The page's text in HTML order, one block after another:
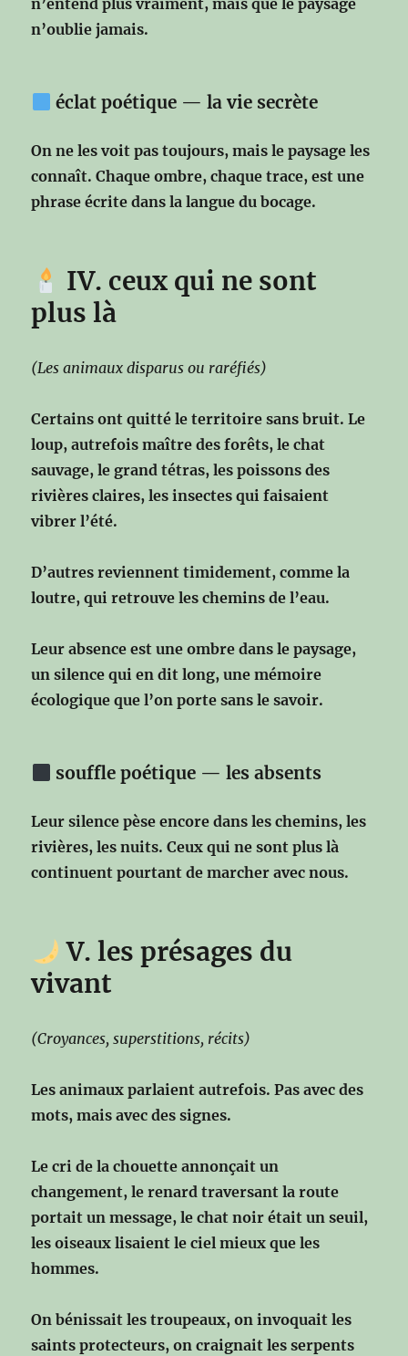
n’entend plus vraiment, mais que le paysage
n’oublie jamais.
éclat poétique — la vie secrète
On ne les voit pas toujours, mais le paysage les
connaît. Chaque ombre, chaque trace, est une
phrase écrite dans la langue du bocage.
IV. ceux qui ne sont
plus là
(Les animaux disparus ou raréfiés)
Certains ont quitté le territoire sans bruit. Le
loup, autrefois maître des forêts, le chat
sauvage, le grand tétras, les poissons des
rivières claires, les insectes qui faisaient
vibrer l’été.
D’autres reviennent timidement, comme la
loutre, qui retrouve les chemins de l’eau.
Leur absence est une ombre dans le paysage,
un silence qui en dit long, une mémoire
écologique que l’on porte sans le savoir.
souffle poétique — les absents
Leur silence pèse encore dans les chemins, les
rivières, les nuits. Ceux qui ne sont plus là
continuent pourtant de marcher avec nous.
V. les présages du
vivant
(Croyances, superstitions, récits)
Les animaux parlaient autrefois. Pas avec des
mots, mais avec des signes.
Le cri de la chouette annonçait un
changement, le renard traversant la route
portait un message, le chat noir était un seuil,
les oiseaux lisaient le ciel mieux que les
hommes.
On bénissait les troupeaux, on invoquait les
saints protecteurs, on craignait les serpents